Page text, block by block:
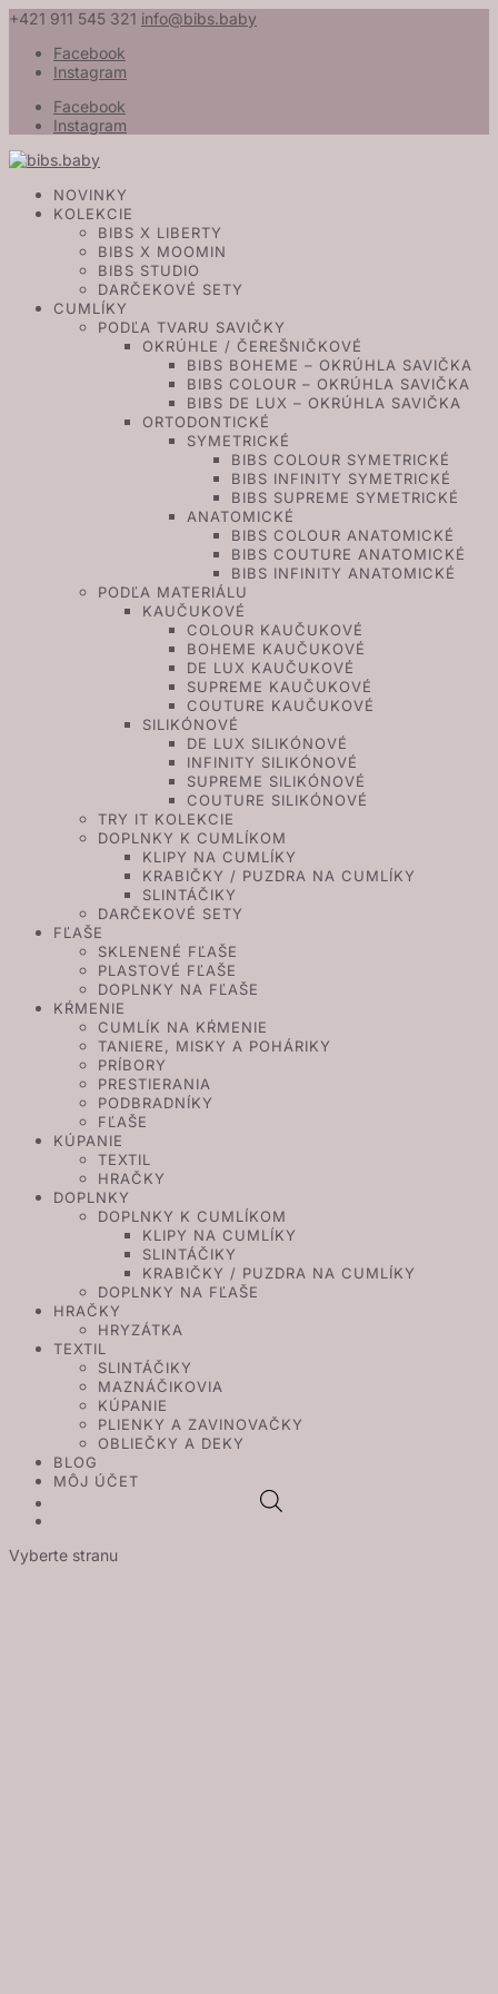
+421 911 545 321 info@bibs.baby
Facebook
Instagram
Facebook
Instagram
NOVINKY
KOLEKCIE
BIBS X LIBERTY
BIBS X MOOMIN
BIBS STUDIO
DARČEKOVÉ SETY
CUMLÍKY
PODĽA TVARU SAVIČKY
OKRÚHLE / ČEREŠNIČKOVÉ
BIBS BOHEME – OKRÚHLA SAVIČKA
BIBS COLOUR – OKRÚHLA SAVIČKA
BIBS DE LUX – OKRÚHLA SAVIČKA
ORTODONTICKÉ
SYMETRICKÉ
BIBS COLOUR SYMETRICKÉ
BIBS INFINITY SYMETRICKÉ
BIBS SUPREME SYMETRICKÉ
ANATOMICKÉ
BIBS COLOUR ANATOMICKÉ
BIBS COUTURE ANATOMICKÉ
BIBS INFINITY ANATOMICKÉ
PODĽA MATERIÁLU
KAUČUKOVÉ
COLOUR KAUČUKOVÉ
BOHEME KAUČUKOVÉ
DE LUX KAUČUKOVÉ
SUPREME KAUČUKOVÉ
COUTURE KAUČUKOVÉ
SILIKÓNOVÉ
DE LUX SILIKÓNOVÉ
INFINITY SILIKÓNOVÉ
SUPREME SILIKÓNOVÉ
COUTURE SILIKÓNOVÉ
TRY IT KOLEKCIE
DOPLNKY K CUMLÍKOM
KLIPY NA CUMLÍKY
KRABIČKY / PUZDRA NA CUMLÍKY
SLINTÁČIKY
DARČEKOVÉ SETY
FĽAŠE
SKLENENÉ FĽAŠE
PLASTOVÉ FĽAŠE
DOPLNKY NA FĽAŠE
KŔMENIE
CUMLÍK NA KŔMENIE
TANIERE, MISKY A POHÁRIKY
PRÍBORY
PRESTIERANIA
PODBRADNÍKY
FĽAŠE
KÚPANIE
TEXTIL
HRAČKY
DOPLNKY
DOPLNKY K CUMLÍKOM
KLIPY NA CUMLÍKY
SLINTÁČIKY
KRABIČKY / PUZDRA NA CUMLÍKY
DOPLNKY NA FĽAŠE
HRAČKY
HRYZÁTKA
TEXTIL
SLINTÁČIKY
MAZNÁČIKOVIA
KÚPANIE
PLIENKY A ZAVINOVAČKY
OBLIEČKY A DEKY
BLOG
MÔJ ÚČET
Vyberte stranu